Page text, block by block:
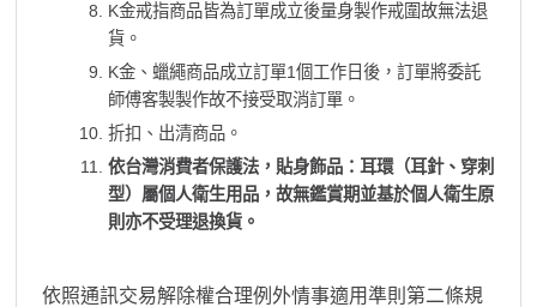
K金戒指商品皆為訂單成立後量身製作戒圍故無法退
貨。
K金、蠟繩商品成立訂單1個工作日後，訂單將委託
師傅客製製作故不接受取消訂單。
折扣、出清商品。
依台灣消費者保護法，貼身飾品：耳環（耳針、穿刺
型）屬個人衛生用品，故無鑑賞期並基於個人衛生原
則亦不受理退換貨。
依照通訊交易解除權合理例外情事適用準則第二條規